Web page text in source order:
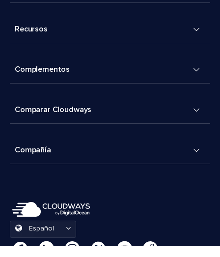
Recursos
Complementos
Comparar Cloudways
Compañía
Español